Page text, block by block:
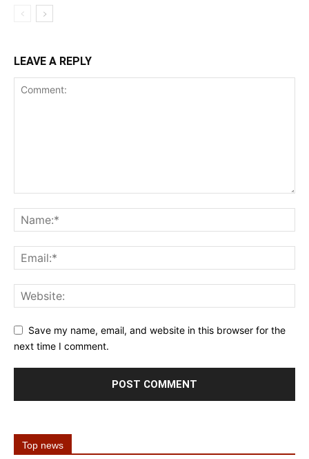
LEAVE A REPLY
Save my name, email, and website in this browser for the
next time I comment.
Top news